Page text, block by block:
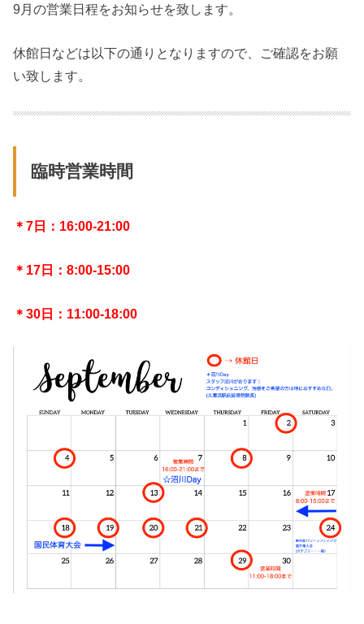
9月の営業日程をお知らせを致します。
休館日などは以下の通りとなりますので、ご確認をお願
い致します。
臨時営業時間
＊7日：16:00-21:00
＊17日：8:00-15:00
＊30日：11:00-18:00